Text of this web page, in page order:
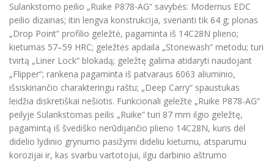
Sulankstomo peilio „Ruike P878-AG“ savybės: Modernus EDC
peilio dizainas; itin lengva konstrukcija, sverianti tik 64 g; plonas
„Drop Point“ profilio geležtė, pagaminta iš 14C28N plieno;
kietumas 57–59 HRC; geležtės apdaila „Stonewash“ metodu; turi
tvirtą „Liner Lock“ blokadą; geležtę galima atidaryti naudojant
„Flipper“; rankena pagaminta iš patvaraus 6063 aliuminio,
išsiskiriančio charakteringu raštu; „Deep Carry“ spaustukas
leidžia diskretiškai nešiotis. Funkcionali geležtė „Ruike P878-AG“
peilyje Sulankstomas peilis „Ruike“ turi 87 mm ilgio geležtę,
pagamintą iš švediško nerūdijančio plieno 14C28N, kuris dėl
didelio lydinio grynumo pasižymi dideliu kietumu, atsparumu
korozijai ir, kas svarbu vartotojui, ilgu darbinio aštrumo